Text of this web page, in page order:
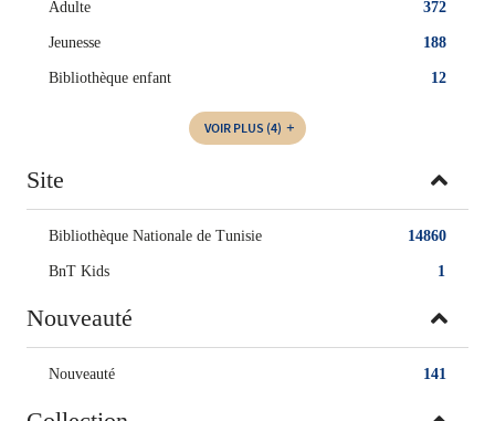
372
Adulte
188
Jeunesse
12
Bibliothèque enfant
VOIR PLUS (4)
Site
14860
Bibliothèque Nationale de Tunisie
1
BnT Kids
Nouveauté
141
Nouveauté